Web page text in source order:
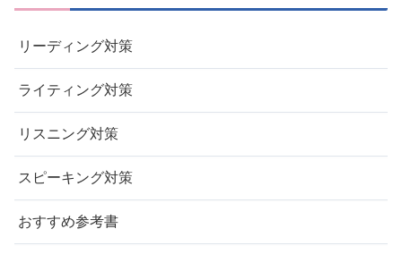
リーディング対策
ライティング対策
リスニング対策
スピーキング対策
おすすめ参考書